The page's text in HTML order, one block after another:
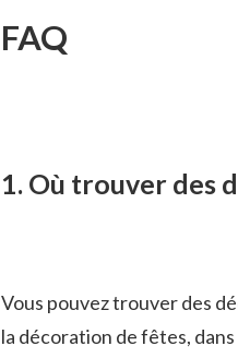
FAQ
1. Où trouver des
Vous pouvez trouver des
la décoration de fêtes,